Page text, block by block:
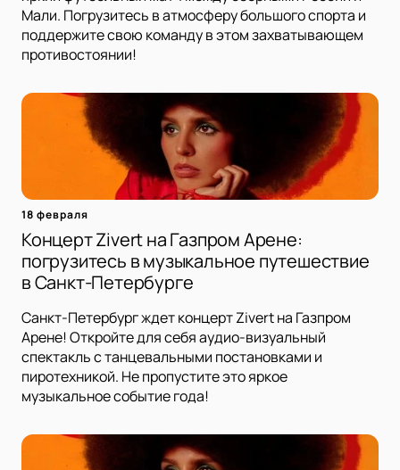
Мали. Погрузитесь в атмосферу большого спорта и
поддержите свою команду в этом захватывающем
противостоянии!
18 февраля
Концерт Zivert на Газпром Арене:
погрузитесь в музыкальное путешествие
в Санкт-Петербурге
Санкт-Петербург ждет концерт Zivert на Газпром
Арене! Откройте для себя аудио-визуальный
спектакль с танцевальными постановками и
пиротехникой. Не пропустите это яркое
музыкальное событие года!